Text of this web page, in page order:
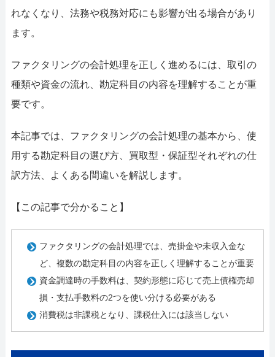
れなくなり、法務や税務対応にも影響が出る場合があり
ます。
ファクタリングの会計処理を正しく進めるには、取引の
種類や資金の流れ、勘定科目の内容を理解することが重
要です。
本記事では、ファクタリングの会計処理の基本から、使
用する勘定科目の選び方、買取型・保証型それぞれの仕
訳方法、よくある間違いを解説します。
【この記事で分かること】
ファクタリングの会計処理では、売掛金や未収入金な
ど、複数の勘定科目の内容を正しく理解することが重要
資金調達時の手数料は、契約形態に応じて売上債権売却
損・支払手数料の2つを使い分ける必要がある
消費税は非課税となり、課税仕入には該当しない